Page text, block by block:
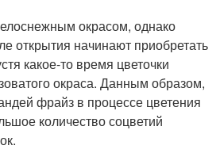
окрасом, однако
открытия начинают приобретать
какое-то время цветочки
окраса. Данным образом,
фрайз в процессе цветения
количество соцветий